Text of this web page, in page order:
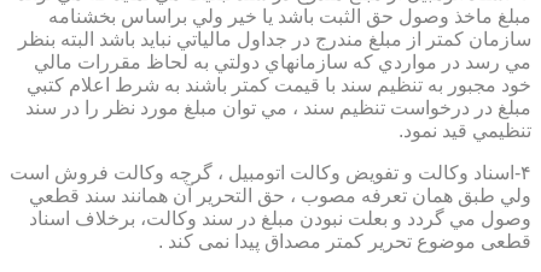
مبلغ ماخذ وصول حق الثبت باشد يا خير ولي براساس بخشنامه
سازمان كمتر از مبلغ مندرج در جداول مالياتي نبايد باشد البته بنظر
مي رسد در مواردي كه سازمانهاي دولتي به لحاظ مقررات مالي
خود مجبور به تنظيم سند با قيمت كمتر باشند به شرط اعلام كتبي
مبلغ در درخواست تنظيم سند ، مي توان مبلغ مورد نظر را در سند
تنظيمي قيد نمود.
۴-اسناد وكالت و تفويض وكالت اتومبيل ، گرچه وكالت فروش است
ولي طبق همان تعرفه مصوب ، حق التحرير آن همانند سند قطعي
وصول مي گردد و بعلت نبودن مبلغ در سند وكالت، برخلاف اسناد
قطعی موضوع تحریر کمتر مصداق پیدا نمی کند .